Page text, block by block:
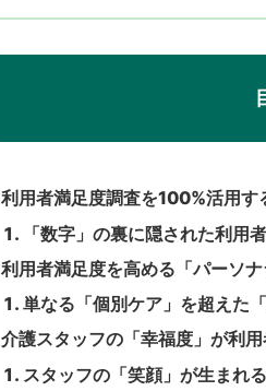
利用者満足度調査を100%活用す
「数字」の裏に隠された利用
利用者満足度を高める「パーソ
単なる「個別ケア」を超えた
介護スタッフの「幸福度」が利
スタッフの「笑顔」が生まれ